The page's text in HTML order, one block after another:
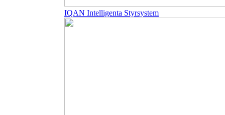
IQAN Intelligenta Styrsystem